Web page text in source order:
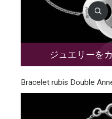
ジュエリーを
Bracelet rubis Double